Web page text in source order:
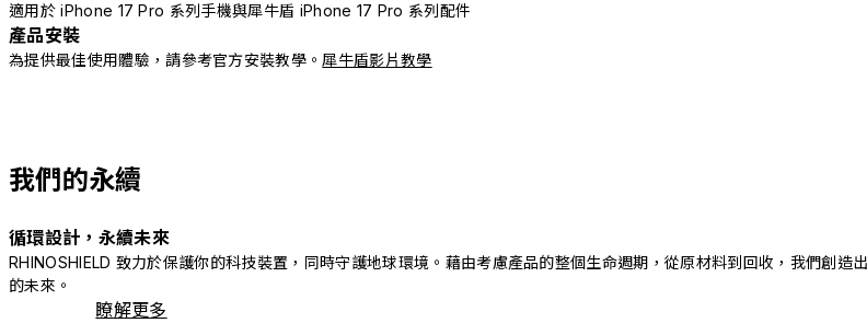
適用於 iPhone 17 Pro 系列手機與犀牛盾 iPhone 17 Pro 系列配件
產品安裝
為提供最佳使用體驗，請參考官方安裝教學。 犀牛盾影片教學
我們的永續
循環設計，永續未來
RHINOSHIELD 致力於保護你的科技裝置，同時守護地球環境。藉由考慮產品的整個生命週期，從原材料到回收，我們創
的未來。
瞭解更多